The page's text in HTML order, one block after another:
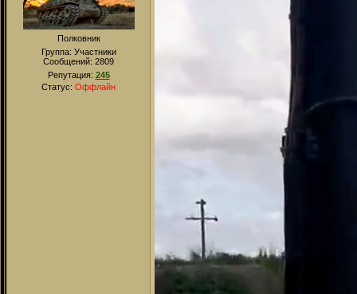
Полковник
Группа: Участники
Сообщений: 2809
Репутация: 245
Статус: Оффлайн